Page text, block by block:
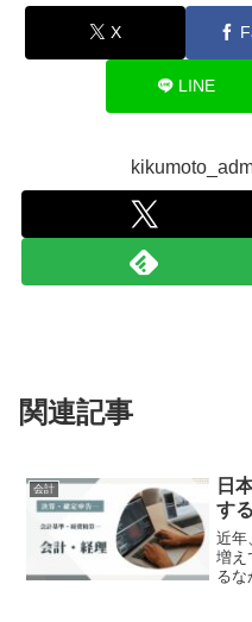
X
LINE
関連記事
会計
日
す
近年
増え
るな